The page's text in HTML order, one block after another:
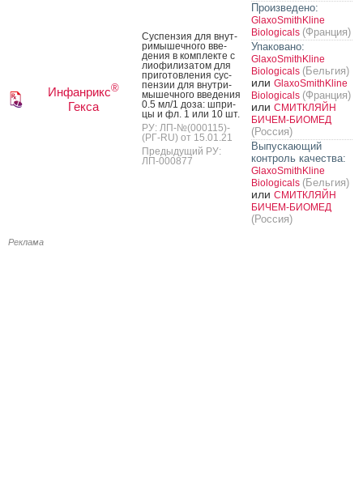
Инфанрикс®
Гекса
Сус­пензия для внут­
ри­мышеч­но­го вве­
дения в ком­плек­те с
ли­офи­лиза­том для
при­готов­ле­ния сус­
пензии для внут­ри­
мышеч­но­го вве­дения
0.5 мл/1 до­за: шпри­
цы и фл. 1 или 10 шт.
РУ: ЛП-№(000115)-
(РГ-RU) от 15.01.21
Предыдущий РУ:
ЛП-000877
Произведено:
GlaxoSmithKline
Biologicals (Франция)
Упаковано:
GlaxoSmithKline
Biologicals (Бельгия)
или GlaxoSmithKline
Biologicals (Франция)
или СМИТКЛЯЙН
БИЧЕМ-БИОМЕД
(Россия)
Выпускающий
контроль качества:
GlaxoSmithKline
Biologicals (Бельгия)
или СМИТКЛЯЙН
БИЧЕМ-БИОМЕД
(Россия)
Реклама